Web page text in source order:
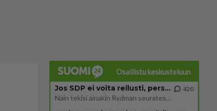
Osallistu keskusteluun
Jos SDP ei voita reilusti, persut kumoavat demokratian Suomesta
Näin tekisi ainakin Rydman seuratessaan idolinsa Trumpin mallia https://www.is.fi/politiikka/art-2000012187244.html
420